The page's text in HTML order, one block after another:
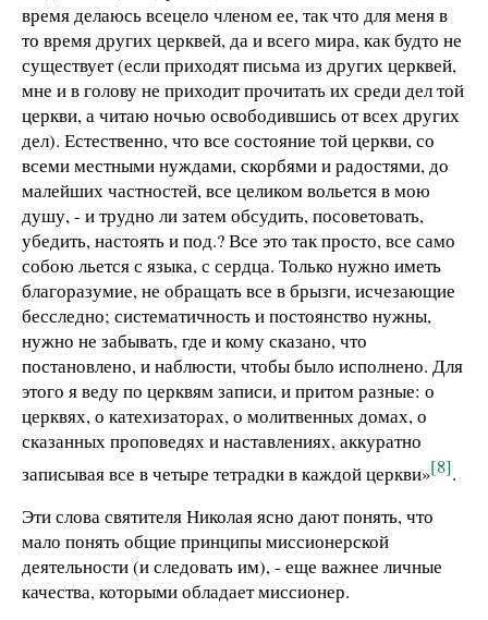
время делаюсь всецело членом ее, так что для меня в
то время других церквей, да и всего мира, как будто не
существует (если приходят письма из других церквей,
мне и в голову не приходит прочитать их среди дел той
церкви, а читаю ночью освободившись от всех других
дел). Естественно, что все состояние той церкви, со
всеми местными нуждами, скорбями и радостями, до
малейших частностей, все целиком вольется в мою
душу, - и трудно ли затем обсудить, посоветовать,
убедить, настоять и под.? Все это так просто, все само
собою льется с языка, с сердца. Только нужно иметь
благоразумие, не обращать все в брызги, исчезающие
бесследно; систематичность и постоянство нужны,
нужно не забывать, где и кому сказано, что
постановлено, и наблюсти, чтобы было исполнено. Для
этого я веду по церквям записи, и притом разные: о
церквях, о катехизаторах, о молитвенных домах, о
сказанных проповедях и наставлениях, аккуратно
записывая все в четыре тетрадки в каждой церкви»[8].
Эти слова святителя Николая ясно дают понять, что
мало понять общие принципы миссионерской
деятельности (и следовать им), - еще важнее личные
качества, которыми обладает миссионер.